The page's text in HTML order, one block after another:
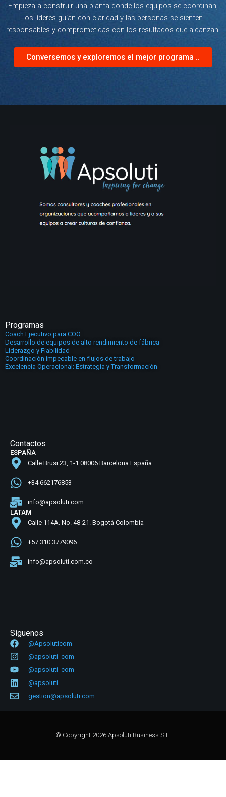
Empieza a construir una planta donde los equipos se coordinan,
los líderes guían con claridad y las personas se sienten
responsables y comprometidas con los resultados que alcanzan.
Conversemos y exploremos el mejor programa ..
Programas
Coach Ejecutivo para COO
Desarrollo de equipos de alto rendimiento de fábrica
Liderazgo y Fiabilidad
Coordinación impecable en flujos de trabajo
Excelencia Operacional: Estrategia y Transformación
Contactos
ESPAÑA
Calle Brusi 23, 1-1 08006 Barcelona España
+34 662176853
info@apsoluti.com
LATAM
Calle 114A. No. 48-21. Bogotá Colombia
+57 310 3779096
info@apsoluti.com.co
Síguenos
@Apsoluticom
@apsoluti_com
@apsoluti_com
@apsoluti
gestion@apsoluti.com
© Copyright 2026 Apsoluti Business S.L.